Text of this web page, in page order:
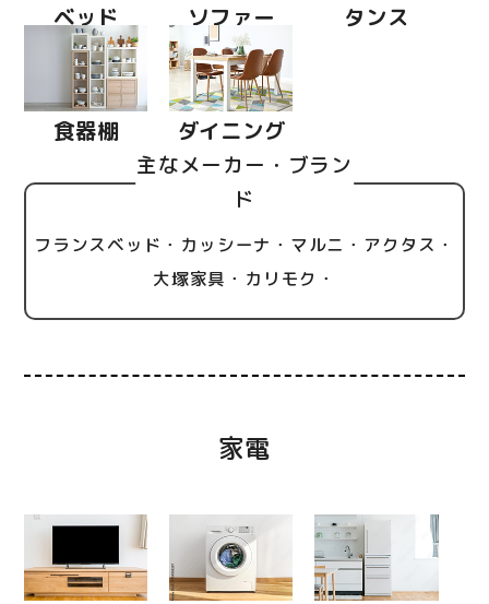
ベッド ソファー タンス
食器棚 ダイニング
主なメーカー・ブラン
ド
フランスベッド・カッシーナ・マルニ・アクタス・
大塚家具・カリモク・
家電